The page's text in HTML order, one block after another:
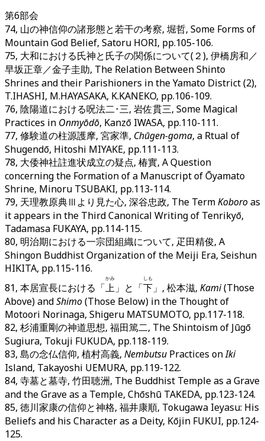
第6部会
74, 山の神信仰の諸形態と若干の考察, 堀哲, Some Forms of
Mountain God Belief, Satoru HORI, pp.105-106.
75, 大和における氏神と氏子の関係について(２), 伊橋房和／
早坂正章／金子圭助, The Relation Between Shinto
Shrines and their Parishioners in the Yamato District (2),
T.IHASHI, M.HAYASAKA, K.KANEKO, pp.106-109.
76, 陰陽道における呪法二･三, 岩佐貫三, Some Magical
Practices in Onmyōdō, Kanzō IWASA, pp.110-111.
77, 修験道の柱源護摩, 宮家準, Chūgen-goma, a Rtual of
Shugendō, Hitoshi MIYAKE, pp.111-113.
78, 大倭神社註進状成立の疑点, 椿實, A Question
concerning the Formation of a Manuscript of Ōyamato
Shrine, Minoru TSUBAKI, pp.113-114.
79, 天理教原典Ⅲより見た心, 深谷忠政, The TermKoboroas
it appears in the Third Canonical Writing of Tenrikyō,
Tadamasa FUKAYA, pp.114-115.
80, 明治期における一宗団組織について, 疋田精俊, A
Shingon Buddhist Organization of the Meiji Era, Seishun
HIKITA, pp.115-116.
81, 本居宣長における「上
かみ
」と「下
しも
」, 松本滋, Kami(Those
Above) andShimo(Those Below) in the Thought of
Motoori Norinaga, Shigeru MATSUMOTO, pp.117-118.
82, 杉浦重剛の神道思想, 福田篤二, The Shintoism of Jūgō
Sugiura, Tokuji FUKUDA, pp.118-119.
83, 島の念仏信仰, 植村高義, Nembutsu Practices onIki
Island, Takayoshi UEMURA, pp.119-122.
84, 寺墓と墓寺, 竹田聴洲, The Buddhist Temple as a Grave
and the Grave as a Temple, Chōshū TAKEDA, pp.123-124.
85, 徳川家康の信仰と神格, 福井康順, Tokugawa Ieyasu: His
Beliefs and his Character as a Deity, Kōjin FUKUI, pp.124-
125.